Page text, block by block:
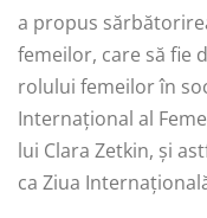
a propus
femeilor, care să fie
rolului femeilor în
Internațional al
lui Clara Zetkin, și
ca Ziua